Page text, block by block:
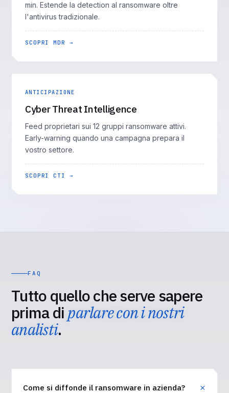
min. Estende la detection al ransomware oltre
l'antivirus tradizionale.
SCOPRI MDR →
ANTICIPAZIONE
Cyber Threat Intelligence
Feed proprietari sui 12 gruppi ransomware attivi.
Early-warning quando una campagna prepara il
vostro settore.
SCOPRI CTI →
FAQ
Tutto quello che serve sapere
prima di parlare con i nostri
analisti.
Come si diffonde il ransomware in azienda?